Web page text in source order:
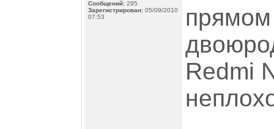
Сообщений: 295
Зарегистрирован: 05/09/2010
07:53
Redmi